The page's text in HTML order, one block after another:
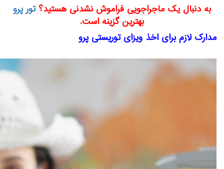
به دنبال یک ماجراجویی فراموش نشدنی هستید؟تور پرو
بهترین گزینه است.
مدارک لازم برای اخذ ویزای توریستی پرو